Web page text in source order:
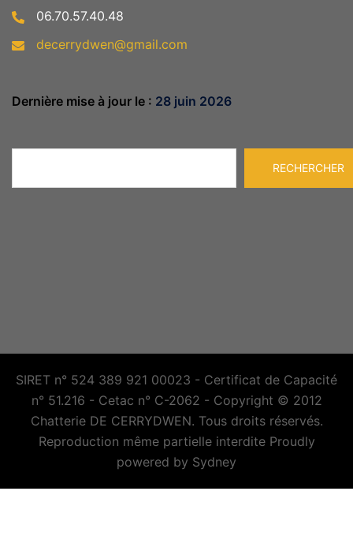
06.70.57.40.48
decerrydwen@gmail.com
Dernière mise à jour le : 28 juin 2026
RECHERCHER
SIRET n° 524 389 921 00023 - Certificat de Capacité
n° 51.216 - Cetac n° C-2062 - Copyright © 2012
Chatterie DE CERRYDWEN. Tous droits réservés.
Reproduction même partielle interdite Proudly
powered by Sydney